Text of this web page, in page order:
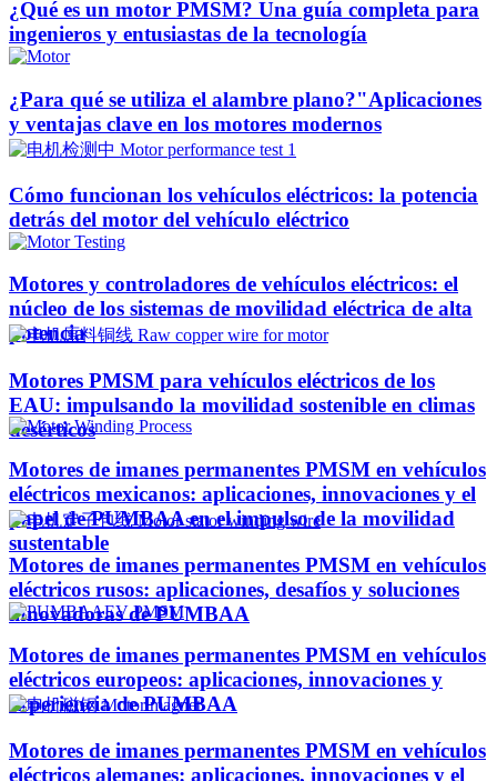
¿Qué es un motor PMSM? Una guía completa para
ingenieros y entusiastas de la tecnología
¿Para qué se utiliza el alambre plano?"Aplicaciones
y ventajas clave en los motores modernos
Cómo funcionan los vehículos eléctricos: la potencia
detrás del motor del vehículo eléctrico
Motores y controladores de vehículos eléctricos: el
núcleo de los sistemas de movilidad eléctrica de alta
potencia
Motores PMSM para vehículos eléctricos de los
EAU: impulsando la movilidad sostenible en climas
desérticos
Motores de imanes permanentes PMSM en vehículos
eléctricos mexicanos: aplicaciones, innovaciones y el
papel de PUMBAA en el impulso de la movilidad
sustentable
Motores de imanes permanentes PMSM en vehículos
eléctricos rusos: aplicaciones, desafíos y soluciones
innovadoras de PUMBAA
Motores de imanes permanentes PMSM en vehículos
eléctricos europeos: aplicaciones, innovaciones y
experiencia de PUMBAA
Motores de imanes permanentes PMSM en vehículos
eléctricos alemanes: aplicaciones, innovaciones y el